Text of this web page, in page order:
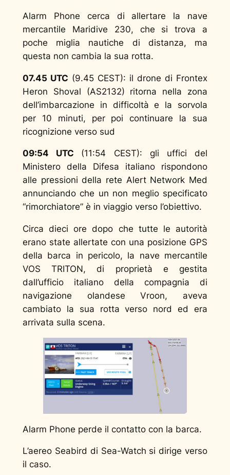
Alarm Phone cerca di allertare la nave
mercantile Maridive 230, che si trova a
poche miglia nautiche di distanza, ma
questa non cambia la sua rotta.
07.45 UTC (9.45 CEST): il drone di Frontex
Heron Shoval (AS2132) ritorna nella zona
dell’imbarcazione in difficoltà e la sorvola
per 10 minuti, per poi continuare la sua
ricognizione verso sud
09:54 UTC (11:54 CEST): gli uffici del
Ministero della Difesa italiano rispondono
alle pressioni della rete Alert Network Med
annunciando che un non meglio specificato
“rimorchiatore” è in viaggio verso l’obiettivo.
Circa dieci ore dopo che tutte le autorità
erano state allertate con una posizione GPS
della barca in pericolo, la nave mercantile
VOS TRITON, di proprietà e gestita
dall’ufficio italiano della compagnia di
navigazione olandese Vroon, aveva
cambiato la sua rotta verso nord ed era
arrivata sulla scena.
Alarm Phone perde il contatto con la barca.
L’aereo Seabird di Sea-Watch si dirige verso
il caso.